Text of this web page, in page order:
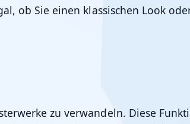
ob Sie einen klassischen Look
zu verwandeln. Diese